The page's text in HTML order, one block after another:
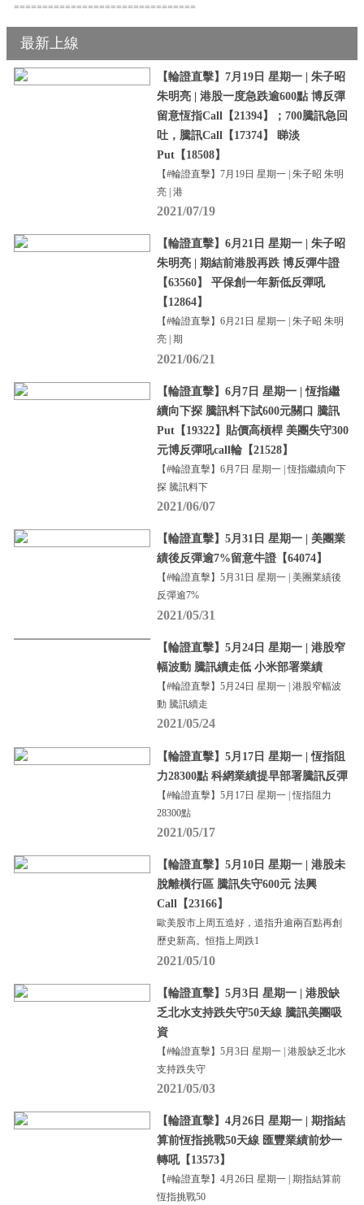
================================
最新上線
【輪證直擊】7月19日 星期一 | 朱子昭
朱明亮 | 港股一度急跌逾600點 博反彈
留意恆指Call【21394】；700騰訊急回
吐，騰訊Call【17374】 睇淡
Put【18508】
【#輪證直擊】7月19日 星期一 | 朱子昭 朱明
亮 | 港
2021/07/19
【輪證直擊】6月21日 星期一 | 朱子昭
朱明亮 | 期結前港股再跌 博反彈牛證
【63560】 平保創一年新低反彈吼
【12864】
【#輪證直擊】6月21日 星期一 | 朱子昭 朱明
亮 | 期
2021/06/21
【輪證直擊】6月7日 星期一 | 恆指繼
續向下探 騰訊料下試600元關口 騰訊
Put【19322】貼價高槓桿 美團失守300
元博反彈吼call輪【21528】
【#輪證直擊】6月7日 星期一 | 恆指繼續向下
探 騰訊料下
2021/06/07
【輪證直擊】5月31日 星期一 | 美團業
績後反彈逾7%留意牛證【64074】
【#輪證直擊】5月31日 星期一 | 美團業績後
反彈逾7%
2021/05/31
【輪證直擊】5月24日 星期一 | 港股窄
幅波動 騰訊續走低 小米部署業績
【#輪證直擊】5月24日 星期一 | 港股窄幅波
動 騰訊續走
2021/05/24
【輪證直擊】5月17日 星期一 | 恆指阻
力28300點 科網業績提早部署騰訊反彈
【#輪證直擊】5月17日 星期一 | 恆指阻力
28300點
2021/05/17
【輪證直擊】5月10日 星期一 | 港股未
脫離橫行區 騰訊失守600元 法興
Call【23166】
歐美股市上周五造好，道指升逾兩百點再創
歷史新高。恒指上周跌1
2021/05/10
【輪證直擊】5月3日 星期一 | 港股缺
乏北水支持跌失守50天線 騰訊美團吸
資
【#輪證直擊】5月3日 星期一 | 港股缺乏北水
支持跌失守
2021/05/03
【輪證直擊】4月26日 星期一 | 期指結
算前恆指挑戰50天線 匯豐業績前炒一
轉吼【13573】
【#輪證直擊】4月26日 星期一 | 期指結算前
恆指挑戰50